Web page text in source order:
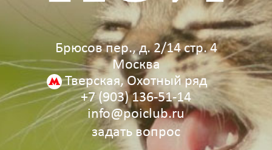
Брюсов пер., д. 2/14 стр. 4
Москва
Тверская, Охотный ряд
+7 (903) 136‑51‑14
info@poiclub.ru
задать вопрос